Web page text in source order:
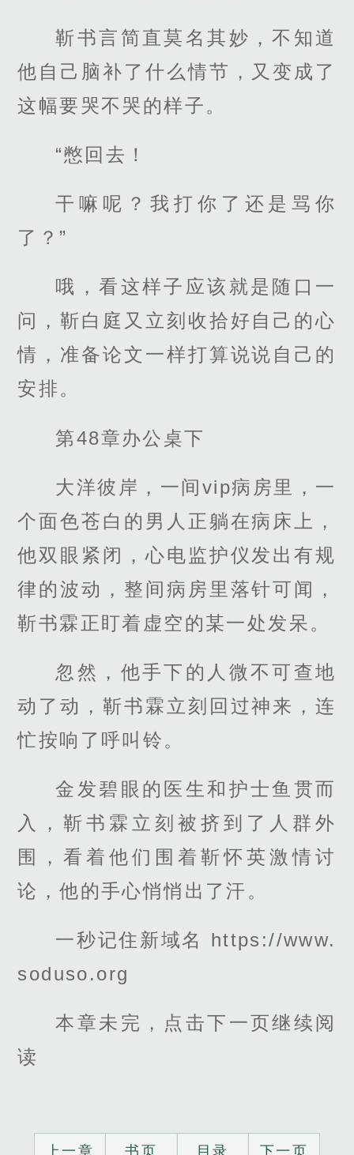
靳书言简直莫名其妙，不知道
他自己脑补了什么情节，又变成了
这幅要哭不哭的样子。
“憋回去！
干嘛呢？我打你了还是骂你
了？”
哦，看这样子应该就是随口一
问，靳白庭又立刻收拾好自己的心
情，准备论文一样打算说说自己的
安排。
第48章办公桌下
大洋彼岸，一间vip病房里，一
个面色苍白的男人正躺在病床上，
他双眼紧闭，心电监护仪发出有规
律的波动，整间病房里落针可闻，
靳书霖正盯着虚空的某一处发呆。
忽然，他手下的人微不可查地
动了动，靳书霖立刻回过神来，连
忙按响了呼叫铃。
金发碧眼的医生和护士鱼贯而
入，靳书霖立刻被挤到了人群外
围，看着他们围着靳怀英激情讨
论，他的手心悄悄出了汗。
一秒记住新域名 https://www.
soduso.org
本章未完，点击下一页继续阅
读
上一章 书页 目录 下一页